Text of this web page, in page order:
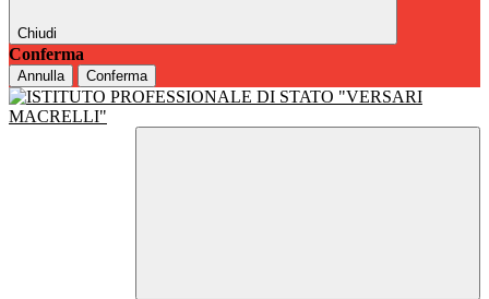
Chiudi
Conferma
Annulla Conferma